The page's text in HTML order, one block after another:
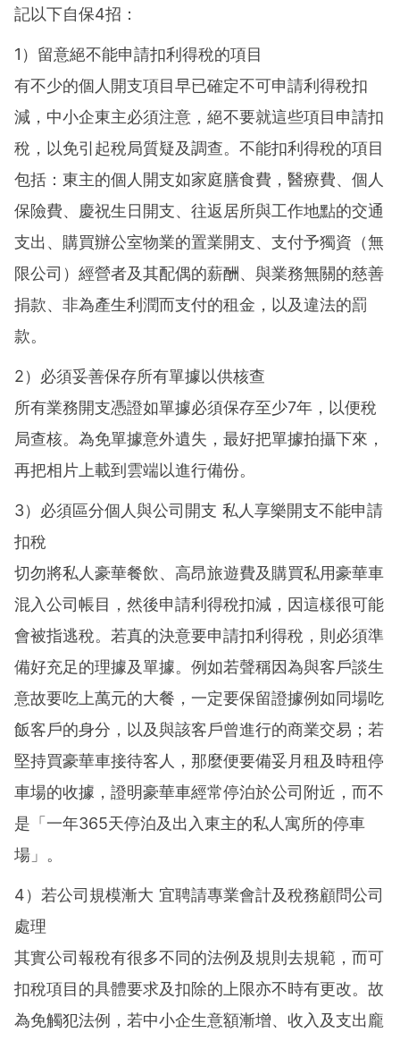
記以下自保4招：
1）留意絕不能申請扣利得稅的項目
有不少的個人開支項目早已確定不可申請利得稅扣
減，中小企東主必須注意，絕不要就這些項目申請扣
稅，以免引起稅局質疑及調查。不能扣利得稅的項目
包括：東主的個人開支如家庭膳食費，醫療費、個人
保險費、慶祝生日開支、往返居所與工作地點的交通
支出、購買辦公室物業的置業開支、支付予獨資（無
限公司）經營者及其配偶的薪酬、與業務無關的慈善
捐款、非為產生利潤而支付的租金，以及違法的罰
款。
2）必須妥善保存所有單據以供核查
所有業務開支憑證如單據必須保存至少7年，以便稅
局查核。為免單據意外遺失，最好把單據拍攝下來，
再把相片上載到雲端以進行備份。
3）必須區分個人與公司開支 私人享樂開支不能申請
扣稅
切勿將私人豪華餐飲、高昂旅遊費及購買私用豪華車
混入公司帳目，然後申請利得稅扣減，因這樣很可能
會被指逃稅。若真的決意要申請扣利得稅，則必須準
備好充足的理據及單據。例如若聲稱因為與客戶談生
意故要吃上萬元的大餐，一定要保留證據例如同場吃
飯客戶的身分，以及與該客戶曾進行的商業交易；若
堅持買豪華車接待客人，那麼便要備妥月租及時租停
車場的收據，證明豪華車經常停泊於公司附近，而不
是「一年365天停泊及出入東主的私人寓所的停車
場」。
4）若公司規模漸大 宜聘請專業會計及稅務顧問公司
處理
其實公司報稅有很多不同的法例及規則去規範，而可
扣稅項目的具體要求及扣除的上限亦不時有更改。故
為免觸犯法例，若中小企生意額漸增、收入及支出龐